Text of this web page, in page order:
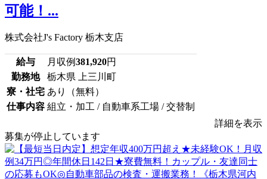
可能！...
株式会社J's Factory 栃木支店
給与 月収例381,920円
勤務地
栃木県 上三川町
寮・社宅 あり（無料）
仕事内容 組立・加工 / 自動車系工場 / 交替制
詳細を表示
募集が停止しています